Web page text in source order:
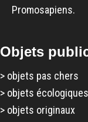
Promosapiens.
Objets
> objets pas chers
> objets écologiques
> objets originaux